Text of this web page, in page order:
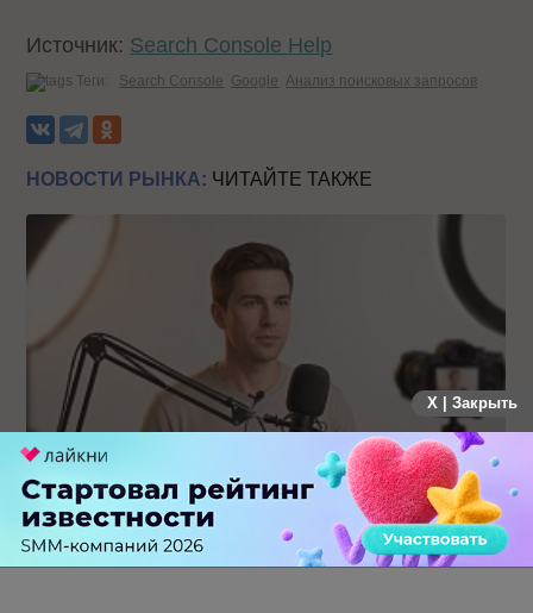
Источник: Search Console Help
Теги: Search Console Google Анализ поисковых запросов
НОВОСТИ РЫНКА: ЧИТАЙТЕ ТАКЖЕ
Российский рынок инфлюенс-маркетинга вошел в фазу
стагнации после нескольких лет роста
X | Закрыть